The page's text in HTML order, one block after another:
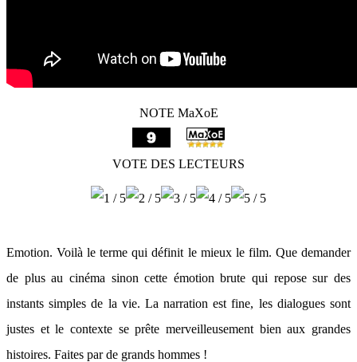
NOTE MaXoE
VOTE DES LECTEURS
Emotion. Voilà le terme qui définit le mieux le film. Que demander
de plus au cinéma sinon cette émotion brute qui repose sur des
instants simples de la vie. La narration est fine, les dialogues sont
justes et le contexte se prête merveilleusement bien aux grandes
histoires. Faites par de grands hommes !